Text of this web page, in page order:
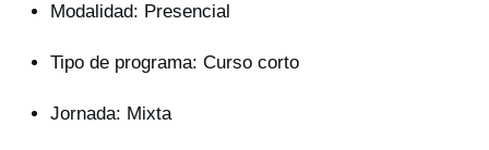
Modalidad: Presencial
Tipo de programa: Curso corto
Jornada: Mixta